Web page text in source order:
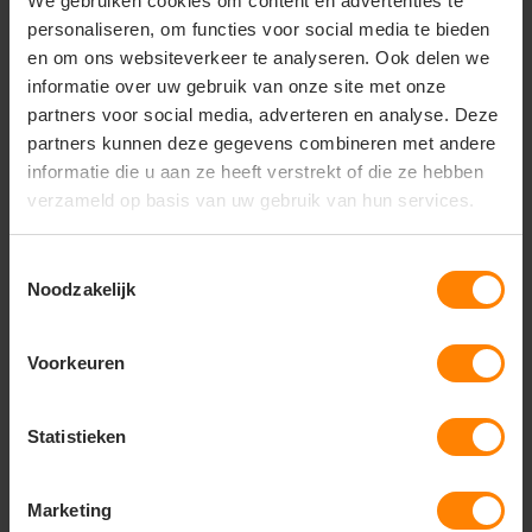
personaliseren, om functies voor social media te bieden
en om ons websiteverkeer te analyseren. Ook delen we
informatie over uw gebruik van onze site met onze
partners voor social media, adverteren en analyse. Deze
partners kunnen deze gegevens combineren met andere
informatie die u aan ze heeft verstrekt of die ze hebben
verzameld op basis van uw gebruik van hun services.
Noodzakelijk
Voorkeuren
Statistieken
Marketing
Pima cotton. You can wash it in a washing machine,
but keep in mind, this is a Merino garment, and have
benefits of not needing to be washed so often,
simply air it out when needed. The yarn is a compact
yarn with extra high twist. We added “super wash”-
treatment for less pilling. In addition we made it with
long staple U.S. Pima Cotton. This way we can make
sure of high quality, soft touch and high performance.
We aim for the best only. High quality & high
performance.
Vragen? Neem contact
op met onze
mail info@jobopromotions.nl